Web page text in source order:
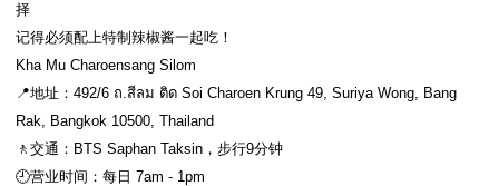
择
记得必须配上特制辣椒酱一起吃！
Kha Mu Charoensang Silom
📍地址：492/6 ถ.สีลม ติด Soi Charoen Krung 49, Suriya Wong, Bang
Rak, Bangkok 10500, Thailand
🚶交通：BTS Saphan Taksin，步行9分钟
🕘营业时间：每日 7am - 1pm